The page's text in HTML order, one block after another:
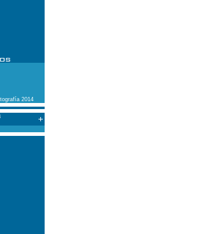
2014